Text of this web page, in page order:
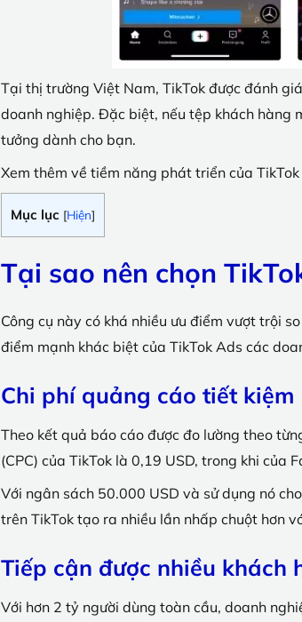
Tại thị trường Việt Nam, TikTok được đánh
doanh nghiệp. Đặc biệt, nếu tệp khách hàng
tưởng dành cho bạn.
Xem thêm về tiềm năng phát triển của
Mục lục [Hiện]
Tại sao nên chọn
Công cụ này có khá nhiều ưu điểm vượt trội
điểm mạnh khác biệt của TikTok Ads các
Chi phí quảng cáo tiết kiệm
Theo kết quả báo cáo được đo lường theo
(CPC) của TikTok là 0,19 USD, trong khi
Với ngân sách 50.000 USD và sử dụng nó
trên TikTok tạo ra nhiều lần nhấp chuột hơn
Tiếp cận được nhiều khách
Với hơn 2 tỷ người dùng toàn cầu, doanh